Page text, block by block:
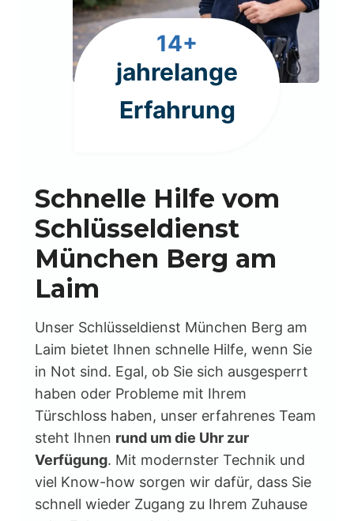
1
14+
jahrelange
Erfahrung
Schnelle Hilfe vom
Schlüsseldienst
München Berg am
Laim
Unser Schlüsseldienst München Berg am
Laim bietet Ihnen schnelle Hilfe, wenn Sie
in Not sind. Egal, ob Sie sich ausgesperrt
haben oder Probleme mit Ihrem
Türschloss haben, unser erfahrenes Team
steht Ihnen rund um die Uhr zur
Verfügung. Mit modernster Technik und
viel Know-how sorgen wir dafür, dass Sie
schnell wieder Zugang zu Ihrem Zuhause